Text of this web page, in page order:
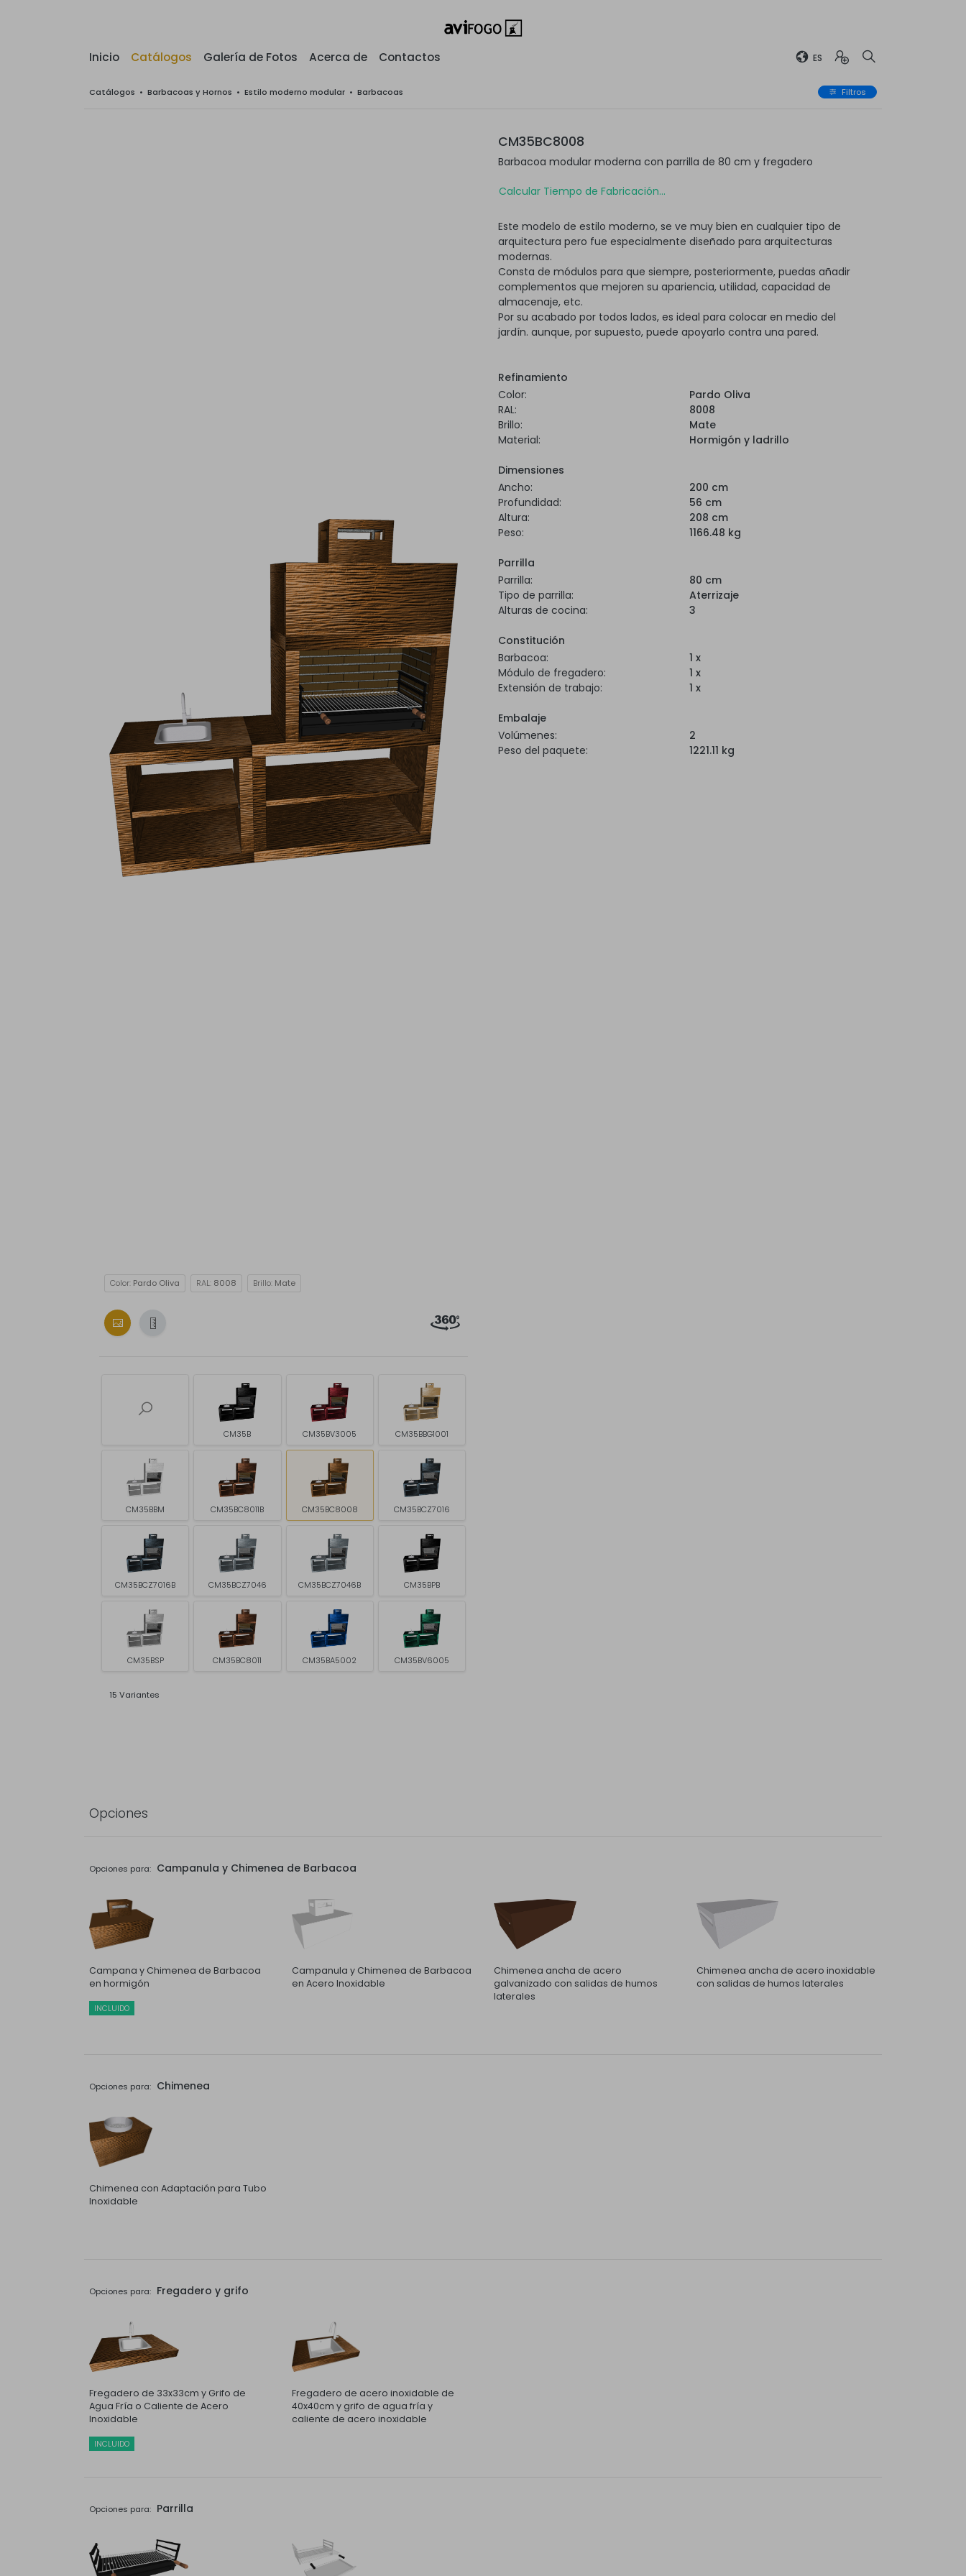
Inicio Catálogos Galería de Fotos Acerca de Contactos ES
Catálogos • Barbacoas y Hornos • Estilo moderno modular • Barbacoas Filtros
Color: Pardo Oliva RAL: 8008 Brillo: Mate
CM35B CM35BV3005 CM35BBG1001
CM35BBM CM35BC8011B CM35BC8008 CM35BCZ7016
CM35BCZ7016B CM35BCZ7046 CM35BCZ7046B CM35BPB
CM35BSP CM35BC8011 CM35BA5002 CM35BV6005
15 Variantes
CM35BC8008
Barbacoa modular moderna con parrilla de 80 cm y fregadero
Calcular Tiempo de Fabricación...
Este modelo de estilo moderno, se ve muy bien en cualquier tipo de
arquitectura pero fue especialmente diseñado para arquitecturas
modernas.
Consta de módulos para que siempre, posteriormente, puedas añadir
complementos que mejoren su apariencia, utilidad, capacidad de
almacenaje, etc.
Por su acabado por todos lados, es ideal para colocar en medio del
jardín. aunque, por supuesto, puede apoyarlo contra una pared.
Refinamiento
Color:
Pardo Oliva
RAL:
8008
Brillo:
Mate
Material:
Hormigón y ladrillo
Dimensiones
Ancho:
200 cm
Profundidad:
56 cm
Altura:
208 cm
Peso:
1166.48 kg
Parrilla
Parrilla:
80 cm
Tipo de parrilla:
Aterrizaje
Alturas de cocina:
3
Constitución
Barbacoa:
1 x
Módulo de fregadero:
1 x
Extensión de trabajo:
1 x
Embalaje
Volúmenes:
2
Peso del paquete:
1221.11 kg
Opciones
Opciones para: Campanula y Chimenea de Barbacoa
Campana y Chimenea de Barbacoa
en hormigón
INCLUIDO
Campanula y Chimenea de Barbacoa
en Acero Inoxidable
Chimenea ancha de acero
galvanizado con salidas de humos
laterales
Chimenea ancha de acero inoxidable
con salidas de humos laterales
Opciones para: Chimenea
Chimenea con Adaptación para Tubo
Inoxidable
Opciones para: Fregadero y grifo
Fregadero de 33x33cm y Grifo de
Agua Fría o Caliente de Acero
Inoxidable
INCLUIDO
Fregadero de acero inoxidable de
40x40cm y grifo de agua fría y
caliente de acero inoxidable
Opciones para: Parrilla